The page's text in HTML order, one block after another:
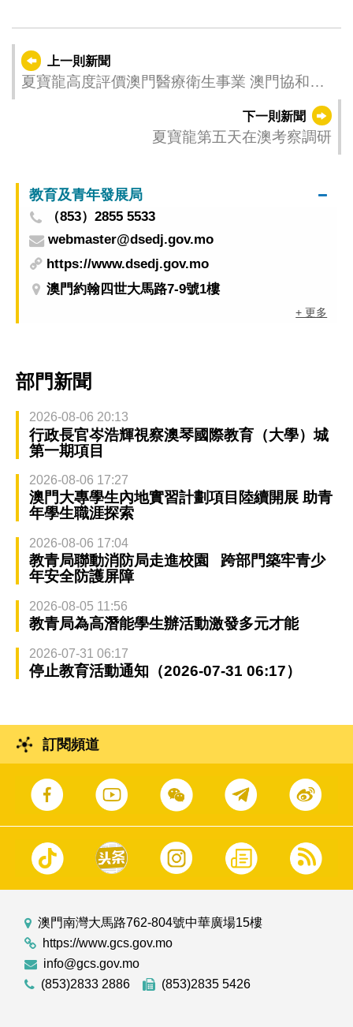
上一則新聞
夏寶龍高度評價澳門醫療衛生事業 澳門協和醫
下一則新聞
夏寶龍第五天在澳考察調研
教育及青年發展局
（853）2855 5533
webmaster@dsedj.gov.mo
https://www.dsedj.gov.mo
澳門約翰四世大馬路7-9號1樓
+ 更多
部門新聞
2026-08-06 20:13
行政長官岑浩輝視察澳琴國際教育（大學）城
第一期項目
2026-08-06 17:27
澳門大專學生內地實習計劃項目陸續開展 助青
年學生職涯探索
2026-08-06 17:04
教青局聯動消防局走進校園 跨部門築牢青少
年安全防護屏障
2026-08-05 11:56
教青局為高潛能學生辦活動激發多元才能
2026-07-31 06:17
停止教育活動通知（2026-07-31 06:17）
訂閱頻道
澳門南灣大馬路762-804號中華廣場15樓
https://www.gcs.gov.mo
info@gcs.gov.mo
(853)2833 2886
(853)2835 5426